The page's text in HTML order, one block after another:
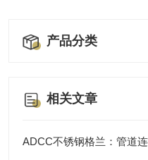
产品分类
相关文章
ADCC不锈钢格兰：管道